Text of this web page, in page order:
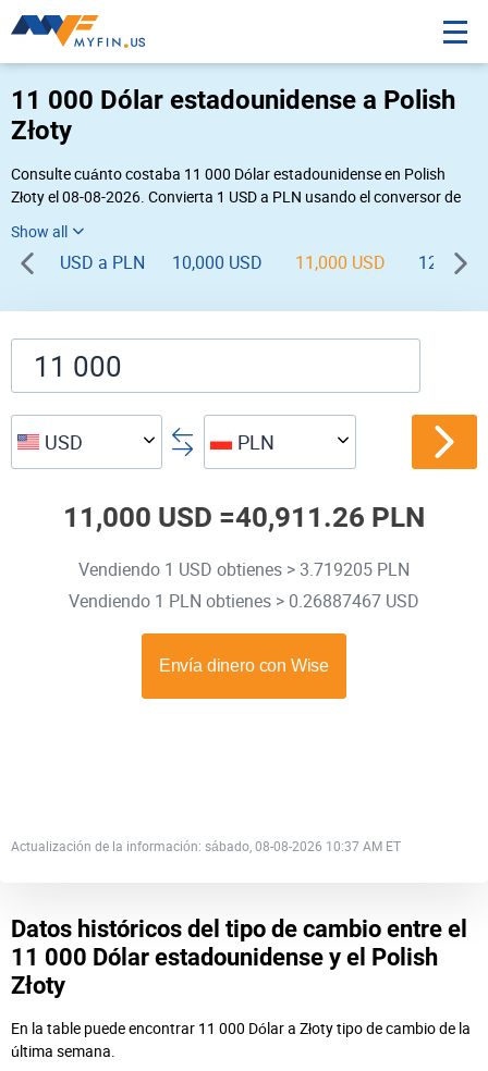
11 000 Dólar estadounidense a Polish
Złoty
Consulte cuánto costaba 11 000 Dólar estadounidense en Polish
Złoty el 08-08-2026. Convierta 1 USD a PLN usando el conversor de
«PLN USD
USD a PLN 10,000 USD 11,000 USD 12,000
USD PLN
11,000 USD =40,911.26 PLN
Vendiendo 1 USD obtienes > 3.719205 PLN
Vendiendo 1 PLN obtienes > 0.26887467 USD
Actualización de la información: sábado, 08-08-2026 10:37 AM ET
Datos históricos del tipo de cambio entre el
11 000 Dólar estadounidense y el Polish
Złoty
En la table puede encontrar 11 000 Dólar a Złoty tipo de cambio de la
última semana.